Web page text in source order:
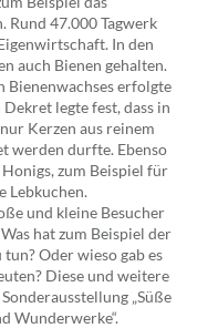
Rund 47.000 Tagwerk
In den
auch Bienen gehalten.
Bienenwachses erfolgte
legte fest, dass in
Kerzen aus reinem
werden durfte. Ebenso
zum Beispiel für
Lebkuchen.
und kleine Besucher
hat zum Beispiel der
Oder wieso gab es
Diese und weitere
„Süße
Wunderwerke“.